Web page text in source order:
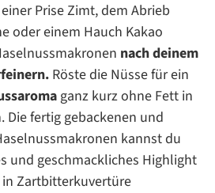
Prise Zimt, dem Abrieb
oder einem Hauch Kakao
nach deinem
Röste die Nüsse für ein
ganz kurz ohne Fett in
Die fertig gebackenen und
kannst du
und geschmackliches Highlight
Zartbitterkuvertüre